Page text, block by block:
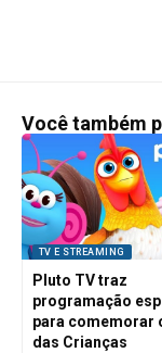
Você também
TV E STREAMING
Pluto TV traz
programação
para comemorar
das Crianças